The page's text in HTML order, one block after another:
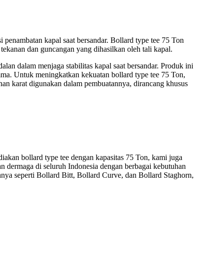
kapal saat bersandar. Bollard type tee 75 Ton
dan guncangan yang dihasilkan oleh tali kapal.
dalam menjaga stabilitas kapal saat bersandar. Produk ini
Untuk meningkatkan kekuatan bollard type tee 75 Ton,
karat digunakan dalam pembuatannya, dirancang khusus
bollard type tee dengan kapasitas 75 Ton, kami juga
di seluruh Indonesia dengan berbagai kebutuhan
seperti Bollard Bitt, Bollard Curve, dan Bollard Staghorn,